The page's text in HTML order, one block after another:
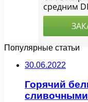
Популярные статьи
30.06.2022
Горячий